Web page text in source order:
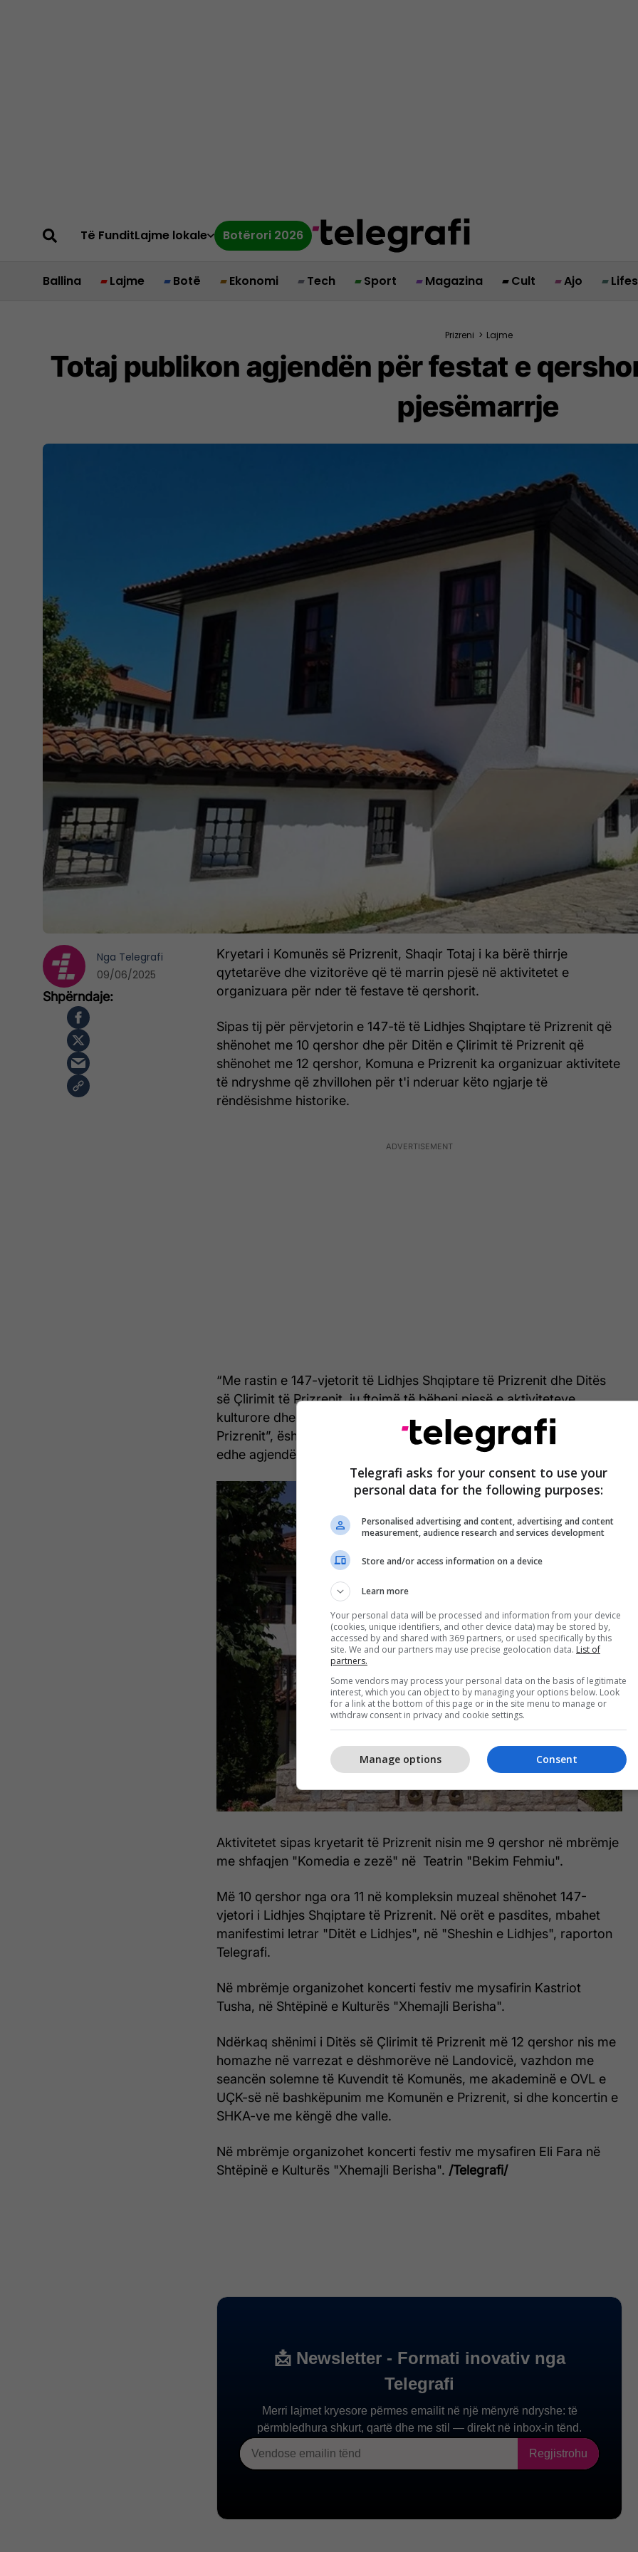
Të FunditLajme lokale Botërori 2026
Ballina Lajme Botë Ekonomi Tech Sport Magazina Cult Ajo
Prizreni > Lajme
Totaj publikon agjendën për festat e
pjesëmarrje
Kryetari i Komunës së Prizrenit, Shaqir Totaj i ka bërë thirrje
qytetarëve dhe vizitorëve që të marrin pjesë në aktivitetet e
organizuara për nder të festave të qershorit.
Sipas tij për përvjetorin e 147-të të Lidhjes Shqiptare të Prizrenit që
shënohet me 10 qershor dhe për Ditën e Çlirimit të Prizrenit që
shënohet me 12 qershor, Komuna e Prizrenit ka organizuar aktivitete
të ndryshme që zhvillohen për t'i nderuar këto ngjarje të
rëndësishme historike.
“Me rastin e 147-vjetorit të Lidhjes Shqiptare të Prizrenit dhe Ditës
së Çlirimit të Prizrenit, ju ftojmë të bëheni pjesë e aktiviteteve
kulturore dhe artistike që do të organizohen nga Komuna e
Prizrenit”, është shprehur Totaj në rrjetet sociale, duke shpalosur
edhe agjendën e aktiviteteve për festat e qershorit.
Aktivitetet sipas kryetarit të Prizrenit nisin me 9 qershor në mbrëmje
me shfaqjen "Komedia e zezë" në Teatrin "Bekim Fehmiu".
Më 10 qershor nga ora 11 në kompleksin muzeal shënohet 147-
vjetori i Lidhjes Shqiptare të Prizrenit. Në orët e pasdites, mbahet
manifestimi letrar "Ditët e Lidhjes", në "Sheshin e Lidhjes", raporton
Telegrafi.
Në mbrëmje organizohet koncerti festiv me mysafirin Kastriot
Tusha, në Shtëpinë e Kulturës "Xhemajli Berisha".
Ndërkaq shënimi i Ditës së Çlirimit të Prizrenit më 12 qershor nis me
homazhe në varrezat e dëshmorëve në Landovicë, vazhdon me
seancën solemne të Kuvendit të Komunës, me akademinë e OVL e
UÇK-së në bashkëpunim me Komunën e Prizrenit, si dhe koncertin e
SHKA-ve me këngë dhe valle.
Në mbrëmje organizohet koncerti festiv me mysafiren Eli Fara në
Shtëpinë e Kulturës "Xhemajli Berisha". /Telegrafi/
Nga Telegrafi
09/06/2025
Telegrafi asks for your consent to use your
personal data for the following purposes:
Personalised advertising and content, advertising and content
measurement, audience research and services development
Store and/or access information on a device
Learn more
Your personal data will be processed and information from your device
(cookies, unique identifiers, and other device data) may be stored by,
accessed by and shared with 369 partners, or used specifically by this
site. We and our partners may use precise geolocation data. List of
partners.
Some vendors may process your personal data on the basis of legitimate
interest, which you can object to by managing your options below. Look
for a link at the bottom of this page or in the site menu to manage or
withdraw consent in privacy and cookie settings.
Consent
Manage options